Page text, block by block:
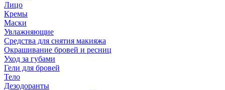
Лицо
Кремы
Маски
Увлажняющие
Средства для снятия макияжа
Окрашивание бровей и ресниц
Уход за губами
Гели для бровей
Тело
Дезодоранты